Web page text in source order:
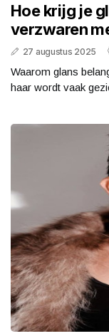
Hoe krijg je
verzwaren
27 augustus 2025
Waarom glans
haar wordt vaak